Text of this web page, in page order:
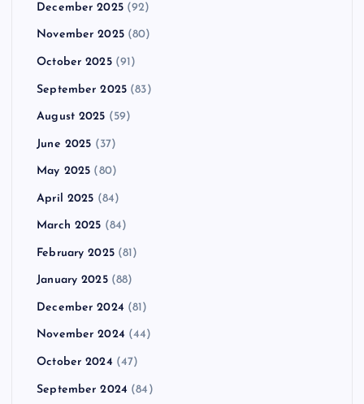
December 2025(92)
November 2025(80)
October 2025(91)
September 2025 (83)
August 2025 (59)
June 2025 (37)
May 2025 (80)
April 2025 (84)
March 2025 (84)
February 2025(81)
January 2025(88)
December 2024 (81)
November 2024 (44)
October 2024 (47)
September 2024 (84)